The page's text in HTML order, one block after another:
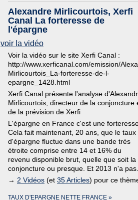
Alexandre Mirlicourtois, Xerfi
Canal La forteresse de
l'épargne
voir la vidéo
Voir la vidéo sur le site Xerfi Canal :
http://www.xerficanal.com/emission/
Mirlicourtois_La-forteresse-de-l-
epargne_1428.html
Xerfi Canal présente l'analyse
Mirlicourtois, directeur de la conjoncture
de la prévision de Xerfi
L'épargne en France c'est une
Cela fait maintenant, 20 ans, que le taux
d'épargne fluctue dans une bande très
étroite comprise entre 14 et 16% du
revenu disponible brut, quelle que soit la
conjoncture ou presque. Et 2013 n'a pas...
→ 2 Vidéos (et 35 Articles) pour ce
TAUX D'EPARGNE NETTE FRANCE »